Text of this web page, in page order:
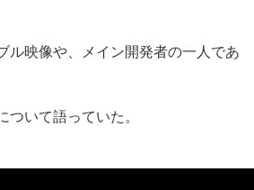
ル映像や、メイン開発者の一人であ
いて語っていた。